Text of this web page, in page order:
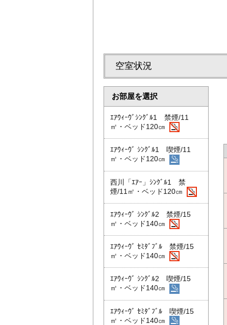
空室状況
お部屋を選択
ｴｱｳｨｰｳﾞｼﾝｸﾞﾙ1 禁煙/11
㎡・ベッド120㎝
ｴｱｳｨｰｳﾞ ｼﾝｸﾞﾙ1 喫煙/11
㎡・ベッド120㎝
西川「ｴｱｰ」ｼﾝｸﾞﾙ1 禁
煙/11㎡・ベッド120㎝
ｴｱｳｨｰｳﾞ ｼﾝｸﾞﾙ2 禁煙/15
㎡・ベッド140㎝
ｴｱｳｨｰｳﾞ ｾﾐﾀﾞﾌﾞﾙ 禁煙/15
㎡・ベッド140㎝
ｴｱｳｨｰｳﾞ ｼﾝｸﾞﾙ2 喫煙/15
㎡・ベッド140㎝
ｴｱｳｨｰｳﾞ ｾﾐﾀﾞﾌﾞﾙ 喫煙/15
㎡・ベッド140㎝